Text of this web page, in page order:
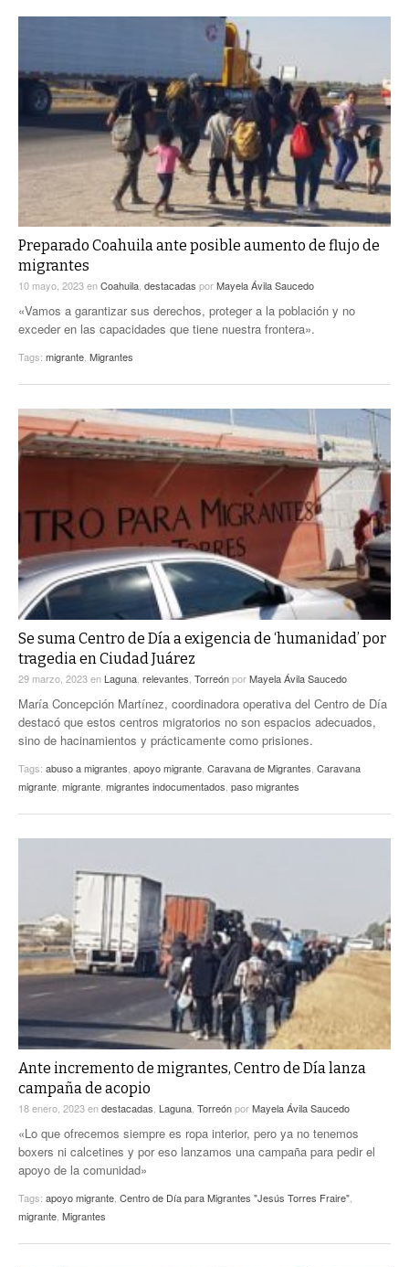
Preparado Coahuila ante posible aumento de flujo de
migrantes
10 mayo, 2023enCoahuila, destacadas porMayela Ávila Saucedo
«Vamos a garantizar sus derechos, proteger a la población y no
exceder en las capacidades que tiene nuestra frontera».
Tags: migrante, Migrantes
Se suma Centro de Día a exigencia de ‘humanidad’ por
tragedia en Ciudad Juárez
29 marzo, 2023en Laguna relevantes TorreónporMayela Ávila Saucedo
María Concepción Martínez, coordinadora operativa del Centro de Día
destacó que estos centros migratorios no son espacios adecuados,
sino de hacinamientos y prácticamente como prisiones.
Tags: abuso a migrantes apoyo migrante Caravana de Migrantes Caravana
migrante migrante migrantes indocumentados paso migrantes
Ante incremento de migrantes, Centro de Día lanza
campaña de acopio
18 enero, 2023endestacadas Laguna TorreónporMayela Ávila Saucedo
«Lo que ofrecemos siempre es ropa interior, pero ya no tenemos
boxers ni calcetines y por eso lanzamos una campaña para pedir el
apoyo de la comunidad»
Tags: apoyo migrante Centro de Día para Migrantes "Jesús Torres Fraire"
migrante Migrantes